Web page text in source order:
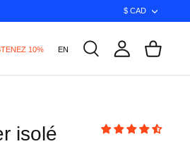
$ CAD
10% EN
isolé